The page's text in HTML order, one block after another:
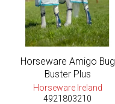
Horseware Amigo Bug
Buster Plus
Horseware Ireland
4921803210